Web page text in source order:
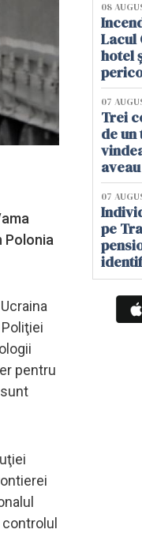
Polonia
pentru
08
Lacul
hotel
07
Trei
de
07
pe